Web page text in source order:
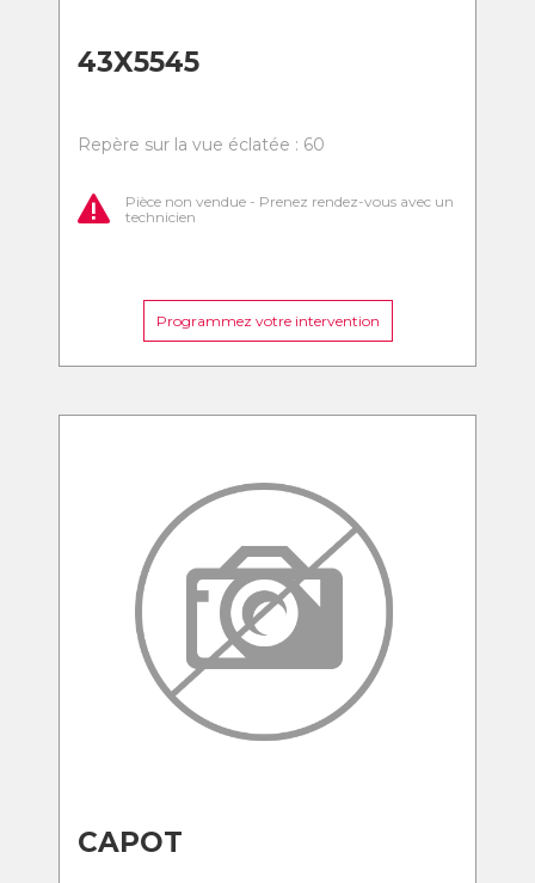
43X5545
Repère sur la vue éclatée : 60
Pièce non vendue - Prenez rendez-vous avec un
technicien
Programmez votre intervention
CAPOT